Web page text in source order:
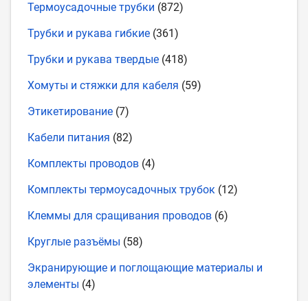
Термоусадочные трубки (872)
Трубки и рукава гибкие (361)
Трубки и рукава твердые (418)
Хомуты и стяжки для кабеля (59)
Этикетирование (7)
Кабели питания (82)
Комплекты проводов (4)
Комплекты термоусадочных трубок (12)
Клеммы для сращивания проводов (6)
Круглые разъёмы (58)
Экранирующие и поглощающие материалы и
элементы (4)